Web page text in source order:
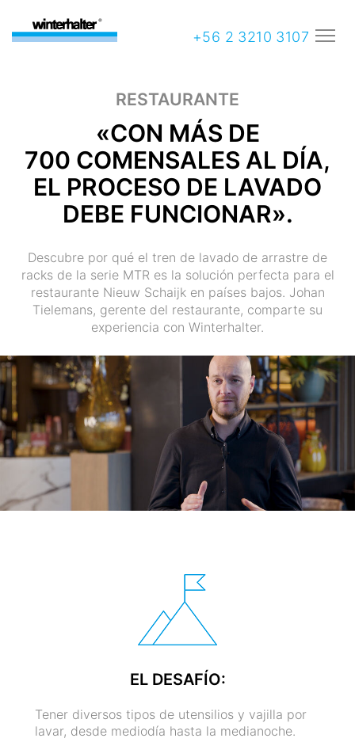
+56 2 3210 3107
RESTAURANTE
«CON MÁS DE
700 COMENSALES AL DÍA,
EL PROCESO DE LAVADO
DEBE FUNCIONAR».
Descubre por qué el tren de lavado de arrastre de
racks de la serie MTR es la solución perfecta para el
restaurante Nieuw Schaijk en países bajos. Johan
Tielemans, gerente del restaurante, comparte su
experiencia con Winterhalter.
EL DESAFÍO:
Tener diversos tipos de utensilios y vajilla por
lavar, desde mediodía hasta la medianoche.